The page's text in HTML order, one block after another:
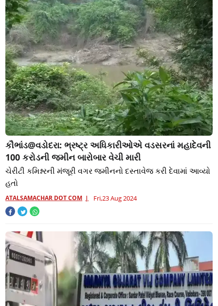
કૌભાંડ@વડોદરા: ભ્રષ્ટ્ર અધિકારીઓએ વડસરનાં મહાદેવની
100 કરોડની જમીન બારોબાર વેચી મારી
ચેરીટી કમિશ્નરની મંજૂરી વગર જમીનનો દસ્તાવેજ કરી દેવામાં આવ્યો
હતો
ATALSAMACHAR DOT COM Fri,23 Aug 2024